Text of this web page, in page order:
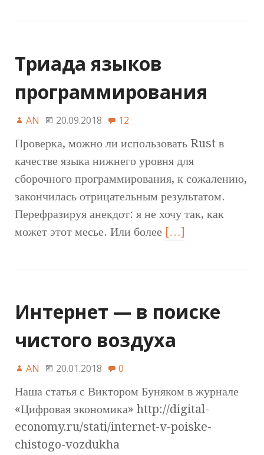
Триада языков
программирования
AN 20.09.2018 12
Проверка, можно ли использовать Rust в
качестве языка нижнего уровня для
сборочного программирования, к сожалению,
закончилась отрицательным результатом.
Перефразируя анекдот: я не хочу так, как
может этот месье. Или более […]
Интернет — в поиске
чистого воздуха
AN 20.01.2018 0
Наша статья с Виктором Буняком в журнале
«Цифровая экономика» http://digital-
economy.ru/stati/internet-v-poiske-
chistogo-vozdukha